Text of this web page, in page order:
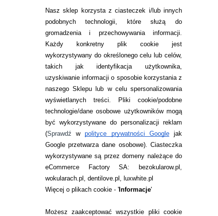
Nasz sklep korzysta z ciasteczek i/lub innych
podobnych technologii, które służą do
gromadzenia i przechowywania informacji.
Każdy konkretny plik cookie jest
wykorzystywany do określonego celu lub celów,
takich jak identyfikacja użytkownika,
uzyskiwanie informacji o sposobie korzystania z
naszego Sklepu lub w celu spersonalizowania
wyświetlanych treści.
Pliki cookie/podobne
technologie/dane osobowe użytkowników mogą
być wykorzystywane do personalizacji reklam
(Sprawdźwpolityce prywatności Googlejak
Google przetwarza dane osobowe). Ciasteczka
wykorzystywane są przez domeny należące do
eCommerce Factory SA: bezokularow.pl,
wokularach.pl, dentilove.pl, luxwhite.pl
Więcej o plikach cookie - 'Informacje'
Możesz zaakceptować wszystkie pliki cookie
INFORMACJE KONTAKTOWE
JAK ZAMAWIAĆ?
ZWROTY I REKLAMACJA
WARUNKI ZAKUPÓW
RANKINGI SOCZEWEK
SOCZEWKI KOLOROWE